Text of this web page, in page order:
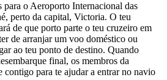
o Aeroporto Internacional das
perto da capital, Victoria. O teu
de que porto parte o teu cruzeiro em
de arranjar um voo doméstico ou
ao teu ponto de destino. Quando
final, os membros da
contigo para te ajudar a entrar no navio